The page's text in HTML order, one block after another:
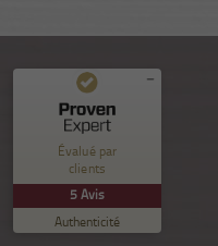
Évalué par
clients
5Avis
Authenticité
et expériences des clients pour
Nuance Sion
100
%
Recommandé sur
ProvenExpert.com
5.00
/